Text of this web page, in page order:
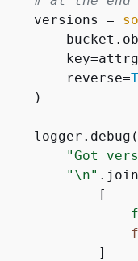
    versions =
        reverse=
    )
    logger.debug(
"Got
"\n"
            [
            ]